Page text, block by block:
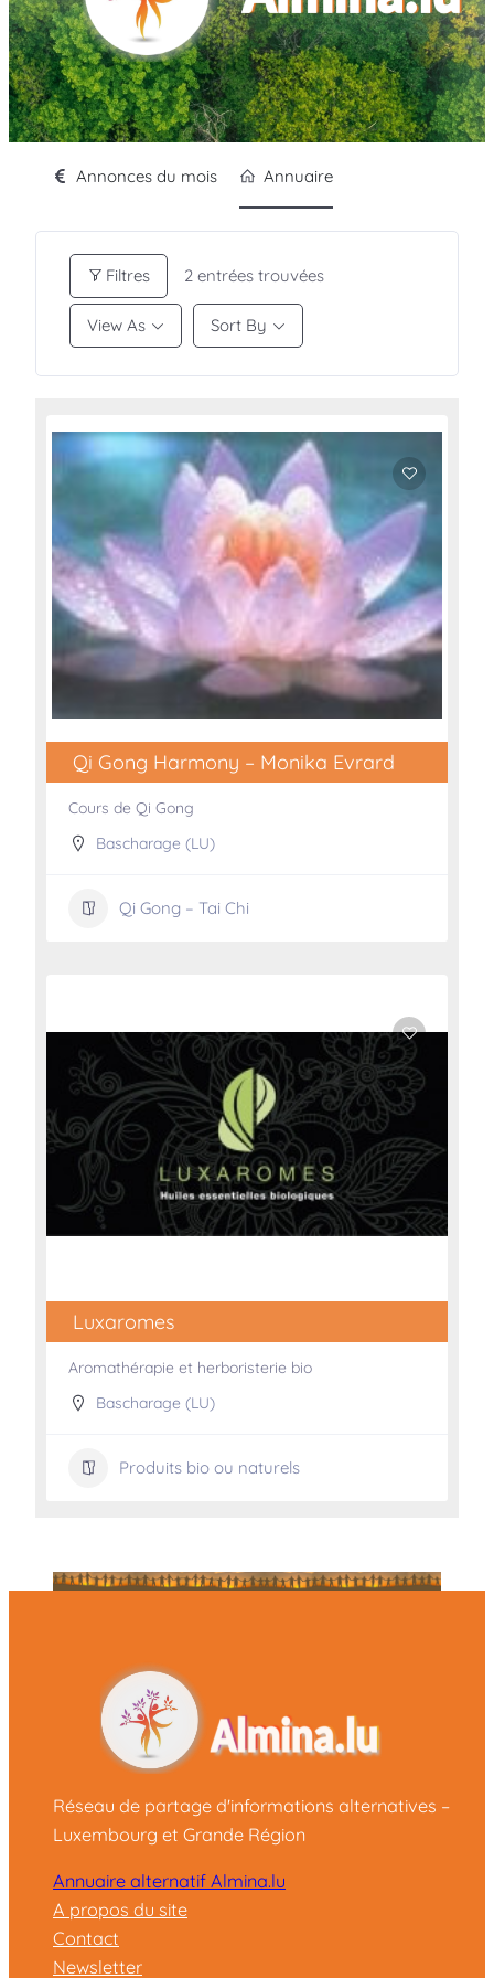
Annonces du mois Annuaire
Filtres 2 entrées trouvées
View As Sort By
Qi Gong Harmony – Monika Evrard
Cours de Qi Gong
Bascharage (LU)
Qi Gong – Tai Chi
Luxaromes
Aromathérapie et herboristerie bio
Bascharage (LU)
Produits bio ou naturels
Réseau de partage d'informations alternatives –
Luxembourg et Grande Région
Annuaire alternatif Almina.lu
A propos du site
Contact
Newsletter